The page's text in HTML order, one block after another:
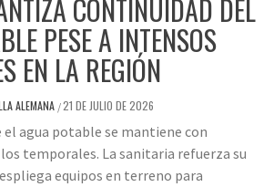
CONTINUIDAD DEL
PESE A INTENSOS
EN LA REGIÓN
ALEMANA /21 DE JULIO DE 2026
el agua potable se mantiene con
temporales. La sanitaria refuerza su
equipos en terreno para